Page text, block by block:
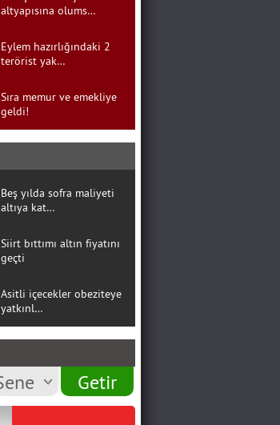
altyapısına olums…
Eylem hazırlığındaki 2
terörist yak…
Sıra memur ve emekliye
geldi!
Beş yılda sofra maliyeti
altıya kat…
Siirt bıttımı altın fiyatını
geçti
Asitli içecekler obeziteye
yatkınl…